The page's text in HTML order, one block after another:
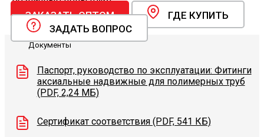
ЗАКАЗАТЬ ОПТОМ
ГДЕ КУПИТЬ
ЗАДАТЬ ВОПРОС
Документы
Паспорт, руководство по эксплуатации: Фитинги
аксиальные надвижные для полимерных труб
(PDF, 2,24 МБ)
Сертификат соответствия (PDF, 541 КБ)